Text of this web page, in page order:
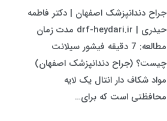
جراح دندانپزشک اصفهان | دکتر فاطمه
حیدری | drf-heydari.ir مدت زمان
مطالعه: 7 دقیقه فیشور سیلانت
چیست؟ (جراح دندانپزشک اصفهان)
مواد شکاف دار انتال یک لایه
محافظتی است که برای…